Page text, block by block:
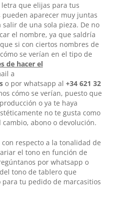
que elijas para tus
aparecer muy juntas
de una sola pieza. De no
el nombre, ya que saldría
si con ciertos nombres de
se verían en el tipo de
de hacer el
a
o por whatsapp al +34 621 32
cómo se verían, puesto que
o ya te haya
no te gusta como
abono o devolución.
respecto a la tonalidad de
el tono en función de
por whatsapp o
tono de tablero que
para tu pedido de marcasitios